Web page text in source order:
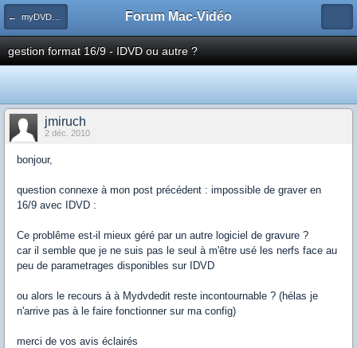
← myDVDEdit Forum Mac-Vidéo
gestion format 16/9 - IDVD ou autre ?
jmiruch
2 déc. 2010
bonjour,
question connexe à mon post précédent : impossible de graver en
16/9 avec IDVD :
Ce problême est-il mieux géré par un autre logiciel de gravure ?
car il semble que je ne suis pas le seul à m'être usé les nerfs face au
peu de parametrages disponibles sur IDVD
ou alors le recours à à Mydvdedit reste incontournable ? (hélas je
n'arrive pas à le faire fonctionner sur ma config)
merci de vos avis éclairés